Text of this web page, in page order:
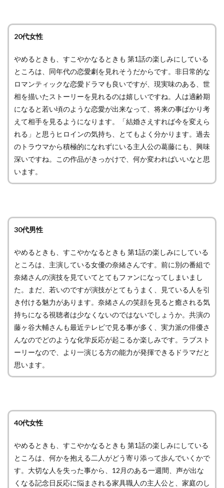
20代女性
やめるときも、すこやかなるときも 第1話の楽しみにしている
ところは、同年代の恋愛劇を見れそうだからです。非日常的な
ロマンティックな恋愛ドラマも良いですが、現実味のある、世
相を描いたストーリーを見れるのは嬉しいですね。人は適齢期
になると若い頃のような恋愛が出来なって、将来の事ばかり考
えて相手を見るようになります。「結婚さえすれば今を変えら
れる」と思うヒロインの気持ち、とてもよく分かります。過去
のトラウマから積極的になれずにいる主人公の葛藤にも、興味
深いですね。この作品がきっかけで、何か変わればいいなと思
います。
30代男性
やめるときも、すこやかなるときも 第1話の楽しみにしている
ところは、主演している女優の奈緒さんです。前に別の番組で
奈緒さんの演技を見ていてとてもファンになってしまいまし
た。まだ、若いのですが演技がとてもうまく、見ている人を引
き付ける魅力があります。奈緒さんの笑顔を見ると癒される気
持ちになる視聴者は少なくないのではないでしょうか。共演の
藤ヶ谷大輔さんも最近テレビで見る事が多く、実力派の俳優さ
んなのでどのような化学反応が起こるか楽しみです。ラブスト
ーリーなので、より一演じる方の能力が発揮できるドラマだと
思います。
40代女性
やめるときも、すこやかなるときも 第1話の楽しみにしている
ところは、何かを抱える二人がどう寄り添って歩んでいくかで
す。大切な人を失った事から、12月のある一週間、声が出な
くなる記念日反応に悩まされる家具職人の主人公と、家庭のし